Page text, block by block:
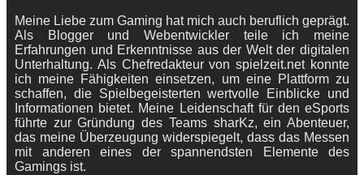
Meine Liebe zum Gaming hat mich auch beruflich geprägt.
Als Blogger und Webentwickler teile ich meine
Erfahrungen und Erkenntnisse aus der Welt der digitalen
Unterhaltung. Als Chefredakteur von spielzeit.net konnte
ich meine Fähigkeiten einsetzen, um eine Plattform zu
schaffen, die Spielbegeisterten wertvolle Einblicke und
Informationen bietet. Meine Leidenschaft für den eSports
führte zur Gründung des Teams sharKz, ein Abenteuer,
das meine Überzeugung widerspiegelt, dass das Messen
mit anderen eines der spannendsten Elemente des
Gamings ist.